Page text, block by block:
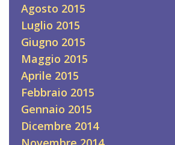
Agosto 2015
Luglio 2015
Giugno 2015
Maggio 2015
Aprile 2015
Febbraio 2015
Gennaio 2015
Dicembre 2014